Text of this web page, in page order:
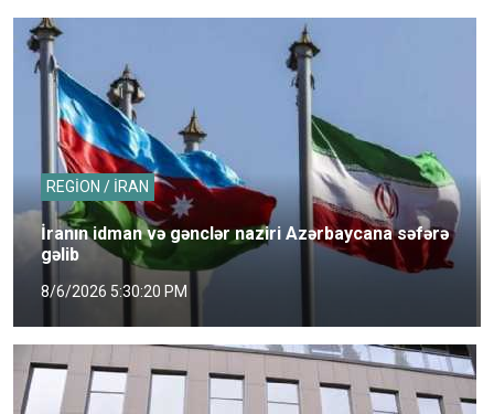
REGİON / İRAN
İranın idman və gənclər naziri Azərbaycana səfərə
gəlib
8/6/2026 5:30:20 PM